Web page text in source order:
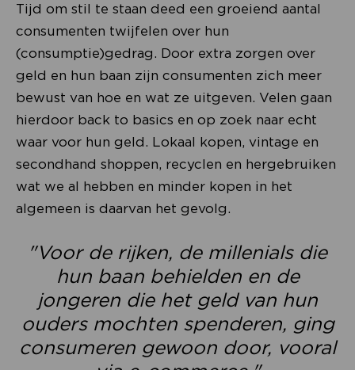
Tijd om stil te staan deed een groeiend aantal
consumenten twijfelen over hun
(consumptie)gedrag. Door extra zorgen over
geld en hun baan zijn consumenten zich meer
bewust van hoe en wat ze uitgeven. Velen gaan
hierdoor back to basics en op zoek naar echt
waar voor hun geld. Lokaal kopen, vintage en
secondhand shoppen, recyclen en hergebruiken
wat we al hebben en minder kopen in het
algemeen is daarvan het gevolg.
"Voor de rijken, de millenials die
hun baan behielden en de
jongeren die het geld van hun
ouders mochten spenderen, ging
consumeren gewoon door, vooral